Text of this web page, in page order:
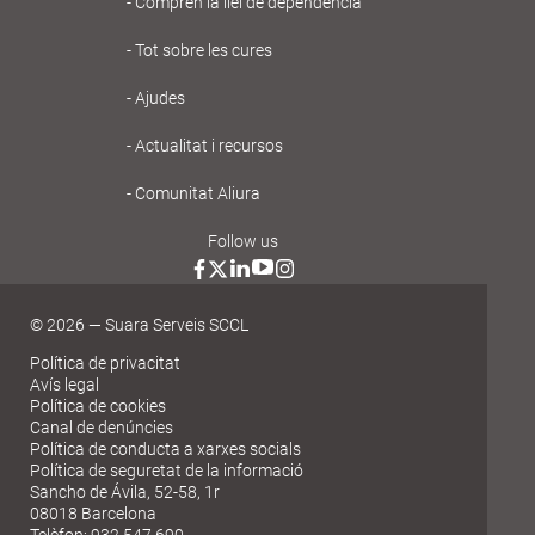
Gent
Gran
Tot sobre les cures
Ajudes
Actualitat i recursos
Comunitat Aliura
Follow us
© 2026 — Suara Serveis SCCL
Política de privacitat
Avís legal
Política de cookies
Canal de denúncies
Política de conducta a xarxes socials
Política de seguretat de la informació
Sancho de Ávila, 52-58, 1r
08018 Barcelona